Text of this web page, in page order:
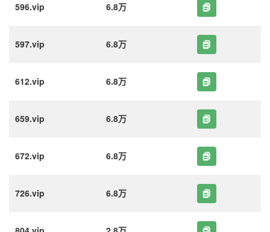
596.vip 6.8万
597.vip 6.8万
612.vip 6.8万
659.vip 6.8万
672.vip 6.8万
726.vip 6.8万